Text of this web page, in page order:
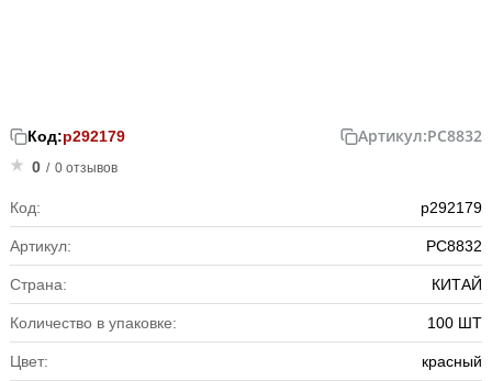
Код:р292179 Артикул:PC8832
0 / 0 отзывов
Код: р292179
Артикул: PC8832
Страна: КИТАЙ
Количество в упаковке: 100 ШТ
Цвет: красный